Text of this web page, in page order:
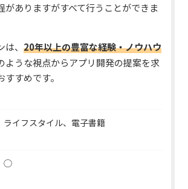
がありますがすべて行うことができま
は、20年以上の豊富な経験・ノウハウ
ような視点からアプリ開発の提案を求
すめです。
ライフスタイル、電子書籍
◯